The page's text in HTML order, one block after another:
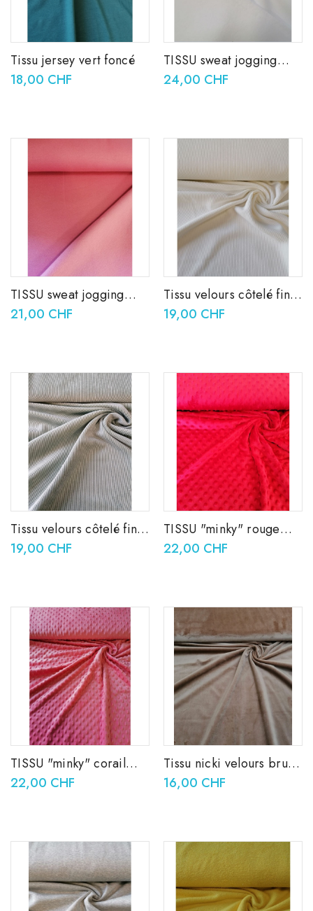
Tissu jersey vert foncé
18,00 CHF
TISSU sweat jogging
blanc
24,00 CHF
TISSU sweat jogging
vieux rose
21,00 CHF
Tissu velours côtelé fin
écru
19,00 CHF
Tissu velours côtelé fin
vieux vert
19,00 CHF
TISSU "minky" rouge
polyester
22,00 CHF
TISSU "minky" corail
polyester
22,00 CHF
Tissu nicki velours brun
camel
16,00 CHF